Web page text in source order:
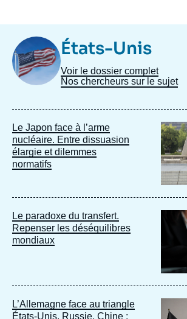
Image
Taxonomie États-Unis
Voir le dossier complet
Nos chercheurs sur le sujet
Le Japon face à l’arme
nucléaire. Entre dissuasion
élargie et dilemmes
normatifs
Image
Le paradoxe du transfert.
Repenser les déséquilibres
mondiaux
Image
L’Allemagne face au triangle
États-Unis, Russie, Chine :